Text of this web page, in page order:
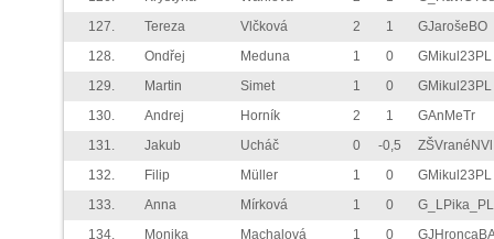
127.
Tereza Vlčková 2 1
GJarošeBO
128.
Ondřej Meduna 1 0
GMikul23PL
129.
Martin Simet 1 0
GMikul23PL
130.
Andrej Horník 2 1
GAnMeTr
131.
Jakub Ucháč 0 -0,5
ZŠVranéNVl
132.
Filip Müller 1 0
GMikul23PL
133.
Anna Mírková 1 0
G_LPika_PL
134.
Monika Machalová 1 0